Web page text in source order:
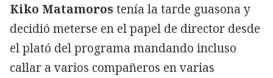
Kiko Matamorostenía la tarde guasona y
decidió meterse en el papel de director desde
el plató del programa mandando incluso
callar a varios compañeros en varias